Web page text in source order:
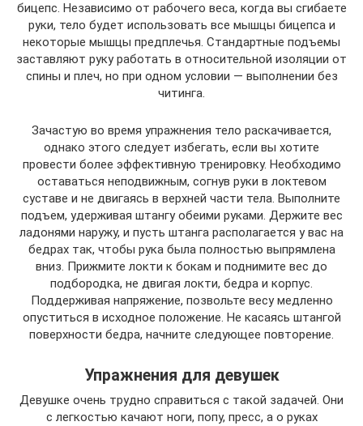
бицепс. Независимо от рабочего веса, когда вы сгибаете
руки, тело будет использовать все мышцы бицепса и
некоторые мышцы предплечья. Стандартные подъемы
заставляют руку работать в относительной изоляции от
спины и плеч, но при одном условии — выполнении без
читинга.
Зачастую во время упражнения тело раскачивается,
однако этого следует избегать, если вы хотите
провести более эффективную тренировку. Необходимо
оставаться неподвижным, согнув руки в локтевом
суставе и не двигаясь в верхней части тела. Выполните
подъем, удерживая штангу обеими руками. Держите вес
ладонями наружу, и пусть штанга располагается у вас на
бедрах так, чтобы рука была полностью выпрямлена
вниз. Прижмите локти к бокам и поднимите вес до
подбородка, не двигая локти, бедра и корпус.
Поддерживая напряжение, позвольте весу медленно
опуститься в исходное положение. Не касаясь штангой
поверхности бедра, начните следующее повторение.
Упражнения для девушек
Девушке очень трудно справиться с такой задачей. Они
с легкостью качают ноги, попу, пресс, а о руках